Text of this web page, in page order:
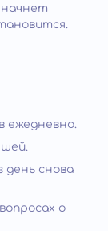
начнет
ежедневно.
день снова
о